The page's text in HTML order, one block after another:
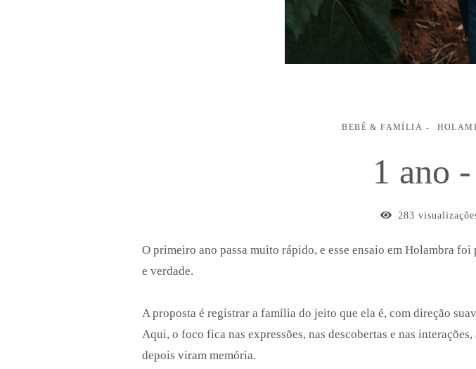
BEBÊ & FAMÍLIA
1 ano
283
O primeiro ano passa muito rápido, e esse ensaio em Holambra
e verdade.
A proposta é registrar a família do jeito que ela é, com direção
Aqui, o foco fica nas expressões, nas descobertas e nas
depois viram memória.